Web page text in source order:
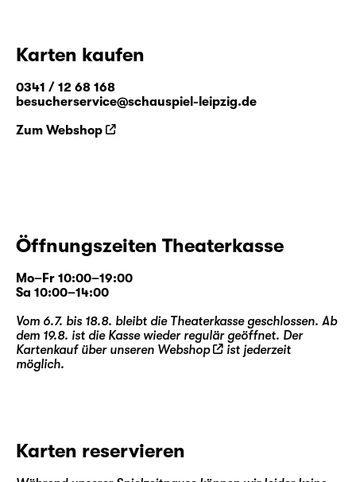
Karten kaufen
0341 / 12 68 168
besucherservice@schauspiel-leipzig.de
Zum Webshop
Öffnungszeiten Theaterkasse
Mo–Fr 10:00–19:00
Sa 10:00–14:00
Vom 6.7. bis 18.8. bleibt die Theaterkasse geschlossen. Ab
dem 19.8. ist die Kasse wieder regulär geöffnet. Der
Kartenkauf über unseren Webshop
ist jederzeit
möglich.
Karten reservieren